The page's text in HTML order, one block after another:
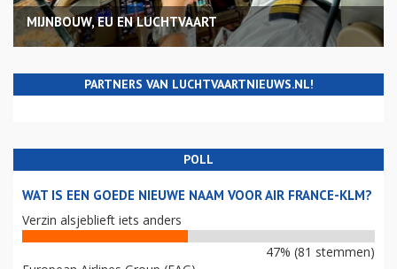
MIJNBOUW, EU EN LUCHTVAART
PARTNERS VAN LUCHTVAARTNIEUWS.NL!
POLL
WAT IS EEN GOEDE NIEUWE NAAM VOOR AIR FRANCE-KLM?
Verzin alsjeblieft iets anders
47% (81 stemmen)